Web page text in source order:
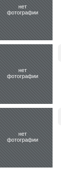
нет
фотографии
нет
фотографии
нет
фотографии